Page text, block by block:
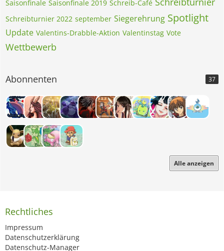
Saisonfinale Saisonfinale 2019 Schreib-Café
Schreibturnier 2022 september Siegerehrung Spotlight
Update Valentins-Drabble-Aktion Valentinstag Vote
Wettbewerb
Abonnenten 37
Alle anzeigen
Rechtliches
Impressum
Datenschutzerklärung
Datenschutz-Manager